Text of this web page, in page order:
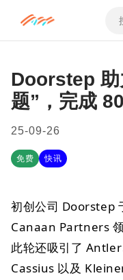
Doorstep 助
题”，完成
25-09-26
免费 快讯
初创公司 Doorstep
Canaan Partners
此轮还吸引了
Cassius 以及